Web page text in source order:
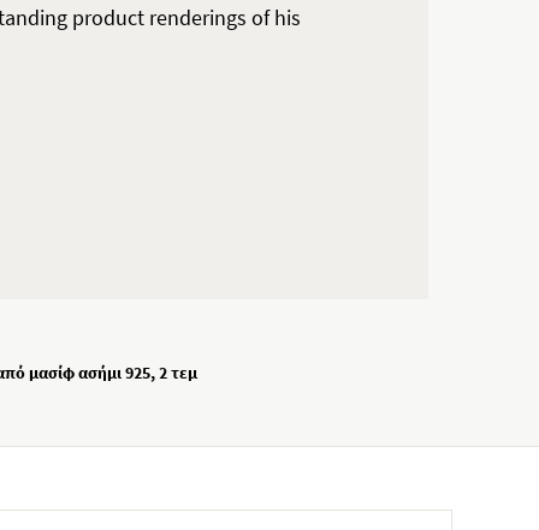
product renderings of his
μασίφ ασήμι 925, 2 τεμ